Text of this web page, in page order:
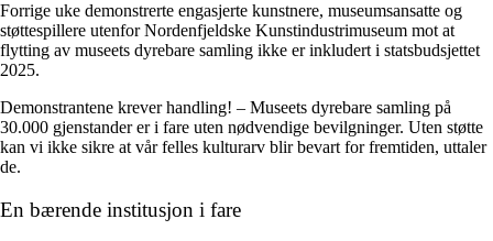
Forrige uke demonstrerte engasjerte kunstnere, museumsansatte og
støttespillere utenfor Nordenfjeldske Kunstindustrimuseum mot at
flytting av museets dyrebare samling ikke er inkludert i statsbudsjettet
2025.
Demonstrantene krever handling! – Museets dyrebare samling på
30.000 gjenstander er i fare uten nødvendige bevilgninger. Uten støtte
kan vi ikke sikre at vår felles kulturarv blir bevart for fremtiden, uttaler
de.
En bærende institusjon i fare